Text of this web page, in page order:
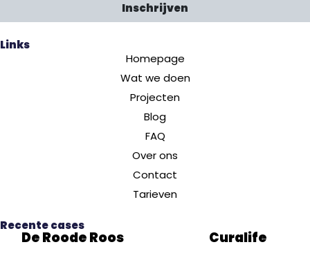
Inschrijven
Links
Homepage
Wat we doen
Projecten
Blog
FAQ
Over ons
Contact
Tarieven
Recente cases
De Roode Roos Curalife